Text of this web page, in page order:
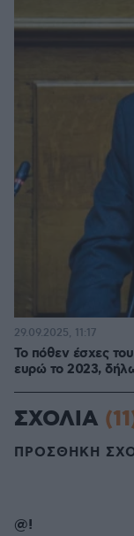
Το πόθεν έσχες
ευρώ το 2023,
29.09.2025, 11:17
ΣΧΟΛΙΑ
ΠΡΟΣΘΗΚΗ
@!